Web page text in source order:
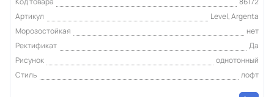
Артикул
Level, Argenta
Морозостойкая
нет
Ректификат
Да
Рисунок
однотонный
Стиль
лофт